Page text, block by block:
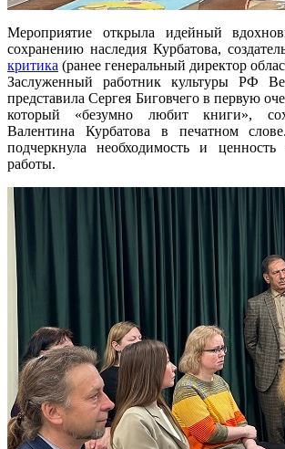
Мероприятие открыла идейный
сохранению наследия Курбатова,
критика (ранее генеральный директор
Заслуженный работник культуры РФ
представила Сергея Биговчего в первую
который «безумно любит книги»,
Валентина Курбатова в печатном
подчеркнула необходимость и
работы.